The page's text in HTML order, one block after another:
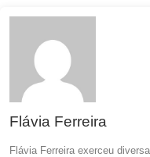
Flávia Ferreira
Flávia Ferreira exerceu